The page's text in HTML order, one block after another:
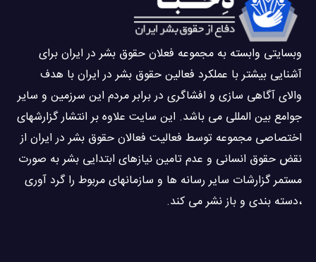
وبسايتى وابسته به مجموعه فعلان حقوق بشر در ایران برای
آشنایی بيشتر با عملکرد فعالین حقوق بشر در ایران با هدف
والاى آگاهى سازی و افشاگرى در برابر مردم این سرزمین و ساير
جوامع بین المللى می باشد. این سایت علاوه بر انتشار گزارشهای
اختصاصی مجموعه توسط فعاليت فعالان حقوق بشر در ایران از
نقض حقوق انسانی و عدم تامین نیازهای ابتدایی بشر به صورت
مستمر گزارشات سایر رسانه ها و سازمانهای مربوط را گرد آوری
،دسته بندی و باز نشر می كند.